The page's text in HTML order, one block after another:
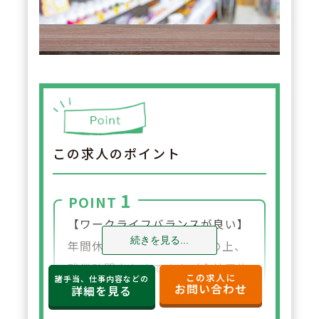
この求人のポイント
POINT 1
【ワークライフバランスが良い】
年間休日120日と多く、その上、
残業時間少なめです！（全社平均
で月単位での残業時間が12時間）
平均勤続年数も9年と長く続ける
続きを見る...
諸手当、仕事内容などの
詳細を見る
この求人に
お問い合わせ